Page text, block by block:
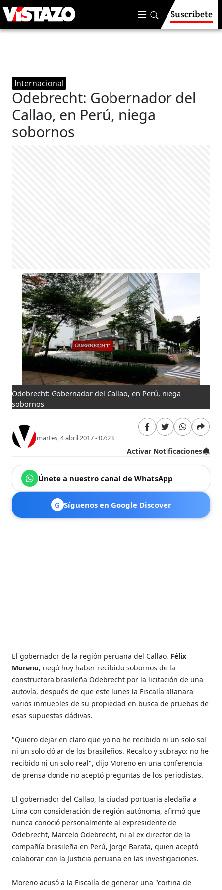
Suscríbete
Internacional
Odebrecht: Gobernador del
Callao, en Perú, niega
sobornos
Odebrecht: Gobernador del Callao, en Perú, niega
sobornos
martes, 4 abril 2017 - 07:23
Activar Notificaciones
Únete a nuestro canal de WhatsApp
G Síguenos en Google Discover
El gobernador de la región peruana del Callao, Félix
Moreno, negó hoy haber recibido sobornos de la
constructora brasileña Odebrecht por la licitación de una
autovía, después de que este lunes la Fiscalía allanara
varios inmuebles de su propiedad en busca de pruebas de
esas supuestas dádivas.
"Quiero dejar en claro que yo no he recibido ni un solo sol
ni un solo dólar de los brasileños. Recalco y subrayo: no he
recibido ni un solo real", dijo Moreno en una conferencia
de prensa donde no aceptó preguntas de los periodistas.
El gobernador del Callao, la ciudad portuaria aledaña a
Lima con consideración de región autónoma, afirmó que
nunca conoció personalmente al expresidente de
Odebrecht, Marcelo Odebrecht, ni al ex director de la
compañía brasileña en Perú, Jorge Barata, quien aceptó
colaborar con la Justicia peruana en las investigaciones.
Moreno acusó a la Fiscalía de generar una "cortina de